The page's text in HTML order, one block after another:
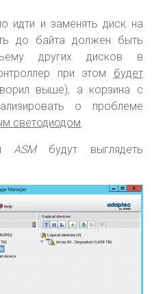
идти и заменять диск на
до байта должен быть
других дисков в
при этом будет
выше), а корзина с
о проблеме
светодиодом
ASMбудут выглядеть